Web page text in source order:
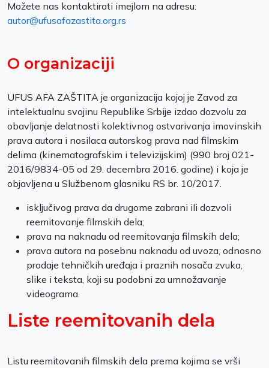
Možete nas kontaktirati imejlom na adresu:
autor@ufusafazastita.org.rs
O organizaciji
UFUS AFA ZAŠTITA je organizacija kojoj je Zavod za
intelektualnu svojinu Republike Srbije izdao dozvolu za
obavljanje delatnosti kolektivnog ostvarivanja imovinskih
prava autora i nosilaca autorskog prava nad filmskim
delima (kinematografskim i televizijskim) (990 broj 021-
2016/9834-05 od 29. decembra 2016. godine) i koja je
objavljena u Službenom glasniku RS br. 10/2017.
isključivog prava da drugome zabrani ili dozvoli
reemitovanje filmskih dela;
prava na naknadu od reemitovanja filmskih dela;
prava autora na posebnu naknadu od uvoza, odnosno
prodaje tehničkih uređaja i praznih nosača zvuka,
slike i teksta, koji su podobni za umnožavanje
videograma.
Liste reemitovanih dela
Listu reemitovanih filmskih dela prema kojima se vrši